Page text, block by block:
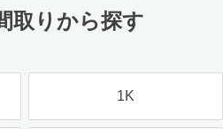
取りから探す
1K